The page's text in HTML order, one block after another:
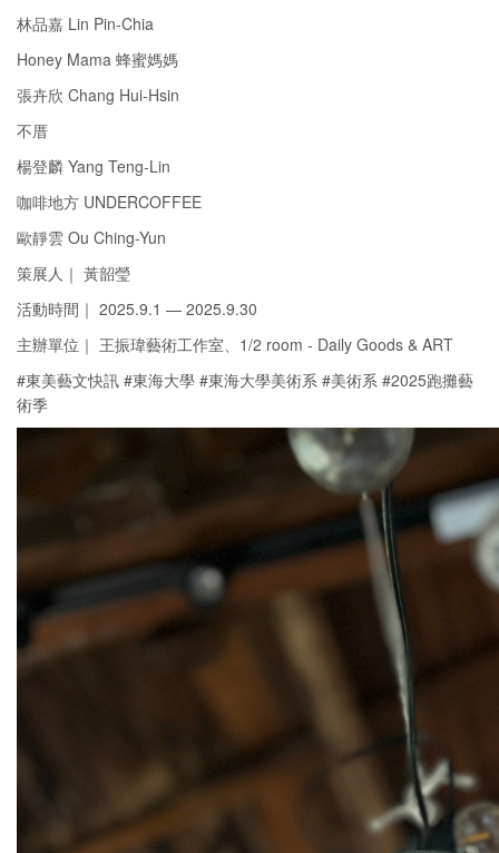
林品嘉 Lin Pin-Chia
Honey Mama 蜂蜜媽媽
張卉欣 Chang Hui-Hsin
不厝
楊登麟 Yang Teng-Lin
咖啡地方 UNDERCOFFEE
歐靜雲 Ou Ching-Yun
策展人｜ 黃韶瑩
活動時間｜ 2025.9.1 — 2025.9.30
主辦單位｜ 王振瑋藝術工作室、1/2 room - Daily Goods & ART
#東美藝文快訊 #東海大學 #東海大學美術系 #美術系 #2025跑攤藝
術季